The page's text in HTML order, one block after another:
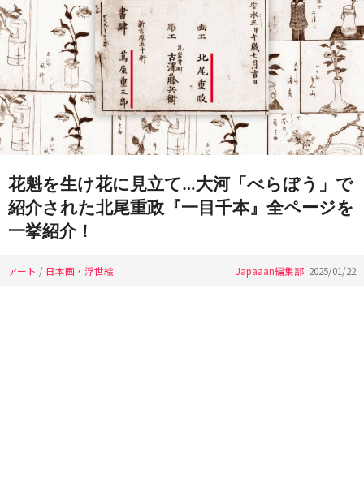
花魁を生け花に見立て…大河「べらぼう」で
紹介された北尾重政『一目千本』全ページを
一挙紹介！
アート / 日本画・浮世絵 Japaaan編集部 2025/01/22